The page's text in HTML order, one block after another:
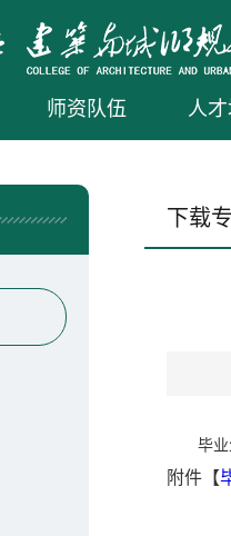
师资队伍 人
下载
毕
附件【